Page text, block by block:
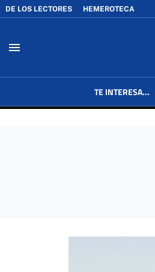
DE LOS LECTORES HEMEROTECA
menu
TE INTERESA...